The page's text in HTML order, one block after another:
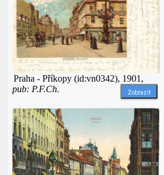
Praha - Příkopy (id:vn0342), 1901,
pub: P.F.Ch.
Zobrazit